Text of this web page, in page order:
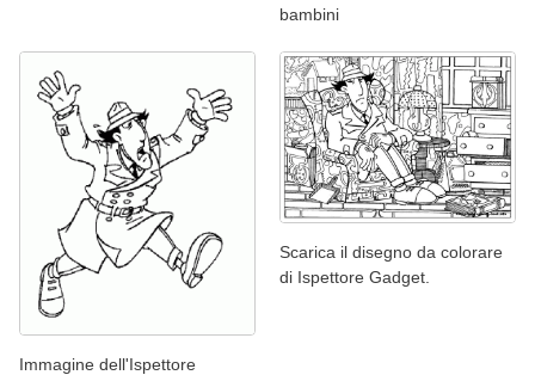
bambini
Immagine dell'Ispettore
Scarica il disegno da colorare
di Ispettore Gadget.